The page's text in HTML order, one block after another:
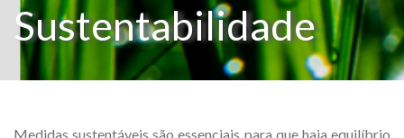
Sustentabilidade
Medidas sustentáveis são essenciais para que haja equilíbrio